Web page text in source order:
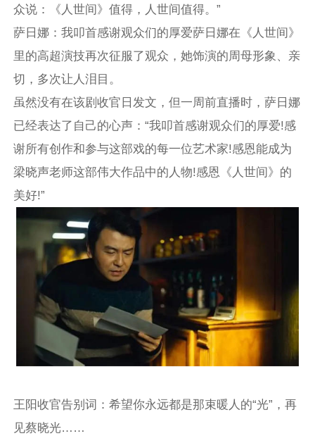
众说：《人世间》值得，人世间值得。”
萨日娜：我叩首感谢观众们的厚爱萨日娜在《人世间》
里的高超演技再次征服了观众，她饰演的周母形象、亲
切，多次让人泪目。
虽然没有在该剧收官日发文，但一周前直播时，萨日娜
已经表达了自己的心声：“我叩首感谢观众们的厚爱!感
谢所有创作和参与这部戏的每一位艺术家!感恩能成为
梁晓声老师这部伟大作品中的人物!感恩《人世间》的
美好!”
王阳收官告别词：希望你永远都是那束暖人的“光”，再
见蔡晓光……